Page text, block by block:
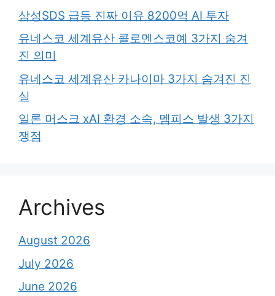
삼성SDS 급등 진짜 이유 8200억 AI 투자
유네스코 세계유산 콜로멘스코예 3가지 숨겨
진 의미
유네스코 세계유산 카나이마 3가지 숨겨진 진
실
일론 머스크 xAI 환경 소속, 멤피스 발생 3가지
쟁점
Archives
August 2026
July 2026
June 2026